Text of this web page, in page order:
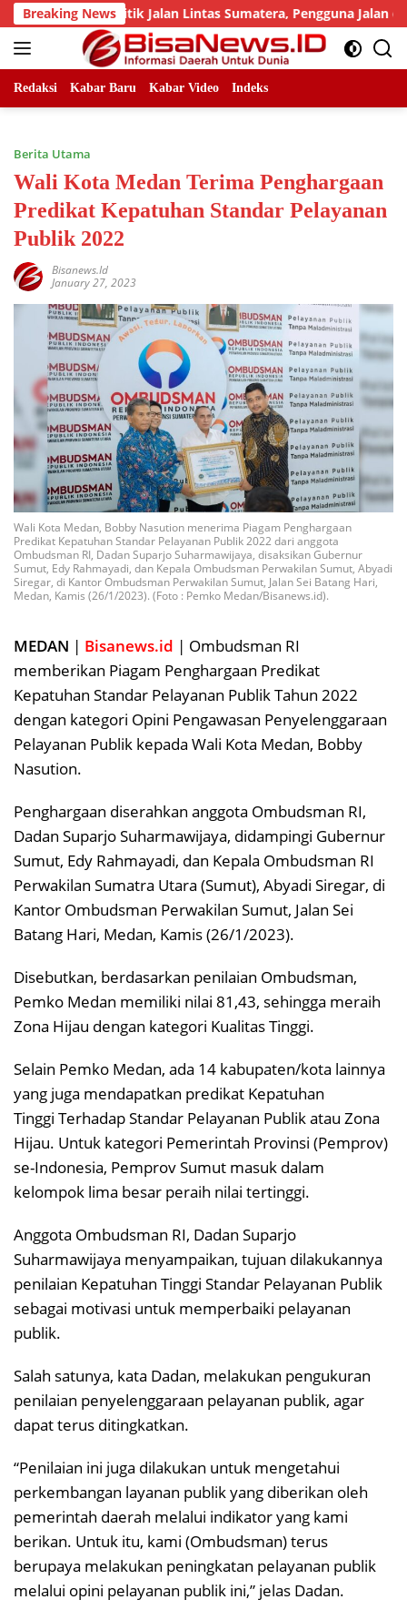
Skip
to
content
Breaking News
Titik Jalan Lintas Sumatera, Pengguna Jalan diimbau
Redaksi Kabar Baru Kabar Video Indeks
Berita Utama
Wali Kota Medan Terima Penghargaan
Predikat Kepatuhan Standar Pelayanan
Publik 2022
Bisanews.id
January 27, 2023
Wali Kota Medan, Bobby Nasution menerima Piagam Penghargaan
Predikat Kepatuhan Standar Pelayanan Publik 2022 dari anggota
Ombudsman RI, Dadan Suparjo Suharmawijaya, disaksikan Gubernur
Sumut, Edy Rahmayadi, dan Kepala Ombudsman Perwakilan Sumut, Abyadi
Siregar, di Kantor Ombudsman Perwakilan Sumut, Jalan Sei Batang Hari,
Medan, Kamis (26/1/2023). (Foto : Pemko Medan/Bisanews.id).
MEDAN | Bisanews.id | Ombudsman RI
memberikan Piagam Penghargaan Predikat
Kepatuhan Standar Pelayanan Publik Tahun 2022
dengan kategori Opini Pengawasan Penyelenggaraan
Pelayanan Publik kepada Wali Kota Medan, Bobby
Nasution.
Penghargaan diserahkan anggota Ombudsman RI,
Dadan Suparjo Suharmawijaya, didampingi Gubernur
Sumut, Edy Rahmayadi, dan Kepala Ombudsman RI
Perwakilan Sumatra Utara (Sumut), Abyadi Siregar, di
Kantor Ombudsman Perwakilan Sumut, Jalan Sei
Batang Hari, Medan, Kamis (26/1/2023).
Disebutkan, berdasarkan penilaian Ombudsman,
Pemko Medan memiliki nilai 81,43, sehingga meraih
Zona Hijau dengan kategori Kualitas Tinggi.
Selain Pemko Medan, ada 14 kabupaten/kota lainnya
yang juga mendapatkan predikat Kepatuhan
Tinggi Terhadap Standar Pelayanan Publik atau Zona
Hijau. Untuk kategori Pemerintah Provinsi (Pemprov)
se-Indonesia, Pemprov Sumut masuk dalam
kelompok lima besar peraih nilai tertinggi.
Anggota Ombudsman RI, Dadan Suparjo
Suharmawijaya menyampaikan, tujuan dilakukannya
penilaian Kepatuhan Tinggi Standar Pelayanan Publik
sebagai motivasi untuk memperbaiki pelayanan
publik.
Salah satunya, kata Dadan, melakukan pengukuran
penilaian penyelenggaraan pelayanan publik, agar
dapat terus ditingkatkan.
“Penilaian ini juga dilakukan untuk mengetahui
perkembangan layanan publik yang diberikan oleh
pemerintah daerah melalui indikator yang kami
berikan. Untuk itu, kami (Ombudsman) terus
berupaya melakukan peningkatan pelayanan publik
melalui opini pelayanan publik ini,” jelas Dadan.